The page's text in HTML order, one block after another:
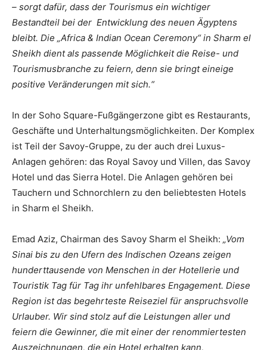
– sorgt dafür, dass der Tourismus ein wichtiger
Bestandteil bei der Entwicklung des neuen Ägyptens
bleibt. Die „Africa & Indian Ocean Ceremony“ in Sharm el
Sheikh dient als passende Möglichkeit die Reise- und
Tourismusbranche zu feiern, denn sie bringt eineige
positive Veränderungen mit sich.“
In der Soho Square-Fußgängerzone gibt es Restaurants,
Geschäfte und Unterhaltungsmöglichkeiten. Der Komplex
ist Teil der Savoy-Gruppe, zu der auch drei Luxus-
Anlagen gehören: das Royal Savoy und Villen, das Savoy
Hotel und das Sierra Hotel. Die Anlagen gehören bei
Tauchern und Schnorchlern zu den beliebtesten Hotels
in Sharm el Sheikh.
Emad Aziz, Chairman des Savoy Sharm el Sheikh: „Vom
Sinai bis zu den Ufern des Indischen Ozeans zeigen
hunderttausende von Menschen in der Hotellerie und
Touristik Tag für Tag ihr unfehlbares Engagement. Diese
Region ist das begehrteste Reiseziel für anspruchsvolle
Urlauber. Wir sind stolz auf die Leistungen aller und
feiern die Gewinner, die mit einer der renommiertesten
Auszeichnungen, die ein Hotel erhalten kann,